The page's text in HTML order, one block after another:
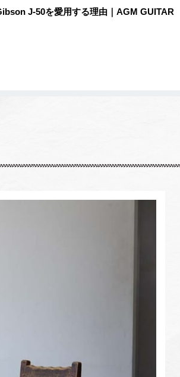
J-50を愛用する理由｜AGM GUITAR